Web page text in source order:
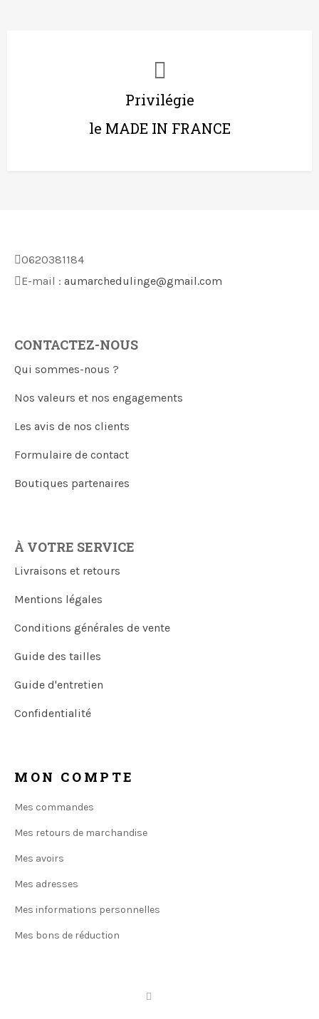
Privilégie
le MADE IN FRANCE
0620381184
E-mail : aumarchedulinge@gmail.com
CONTACTEZ-NOUS
Qui sommes-nous ?
Nos valeurs et nos engagements
Les avis de nos clients
Formulaire de contact
Boutiques partenaires
À VOTRE SERVICE
Livraisons et retours
Mentions légales
Conditions générales de vente
Guide des tailles
Guide d'entretien
Confidentialité
MON COMPTE
Mes commandes
Mes retours de marchandise
Mes avoirs
Mes adresses
Mes informations personnelles
Mes bons de réduction